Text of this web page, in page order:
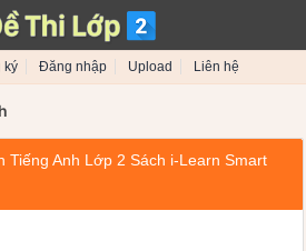
ký Đăng nhập Upload Liên hệ
Tiếng Anh Lớp 2 Sách i-Learn Smart